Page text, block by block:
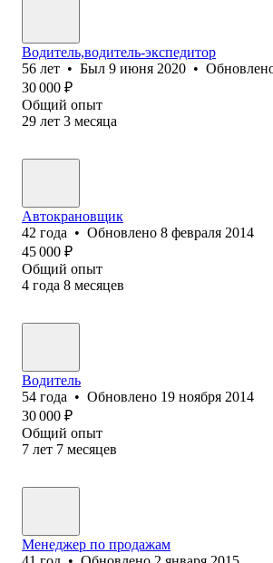
Водитель,водитель-экспедитор
56 лет • Был 9 июня 2020 •
30 000 ₽
Общий опыт
29 лет 3 месяца
Автокрановщик
42 года • Обновлено 8 февраля 2014
45 000 ₽
Общий опыт
4 года 8 месяцев
Водитель
54 года • Обновлено 19 ноября 2014
30 000 ₽
Общий опыт
7 лет 7 месяцев
Менеджер по продажам